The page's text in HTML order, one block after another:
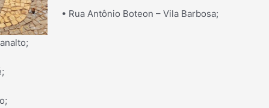
• Rua Antônio Boteon – Vila Barbosa;